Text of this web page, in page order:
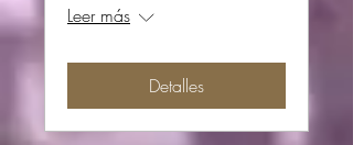
Leer más
Detalles